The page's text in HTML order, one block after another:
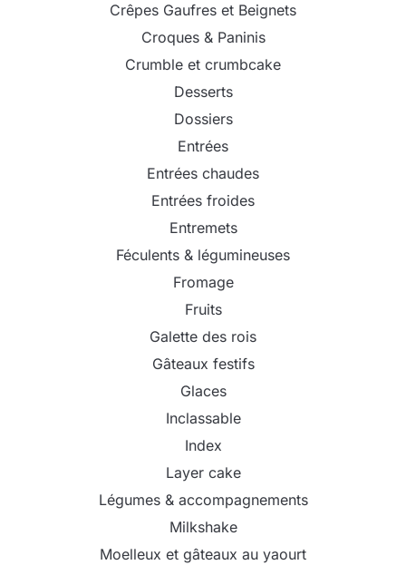
Crêpes Gaufres et Beignets
Croques & Paninis
Crumble et crumbcake
Desserts
Dossiers
Entrées
Entrées chaudes
Entrées froides
Entremets
Féculents & légumineuses
Fromage
Fruits
Galette des rois
Gâteaux festifs
Glaces
Inclassable
Index
Layer cake
Légumes & accompagnements
Milkshake
Moelleux et gâteaux au yaourt